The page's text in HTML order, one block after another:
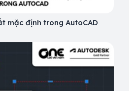
mặc định trong AutoCAD